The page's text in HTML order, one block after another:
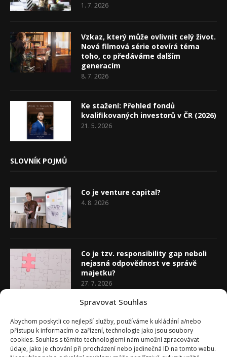
Spravovat Souhlas
Abychom poskytli co nejlepší služby, používáme k ukládání a/nebo
přístupu k informacím o zařízení, technologie jako jsou soubory
cookies. Souhlas s těmito technologiemi nám umožní zpracovávat
údaje, jako je chování při procházení nebo jedinečná ID na tomto webu.
1. 7. 2026
Vzkaz, který může ovlivnit celý život.
Nová filmová série otevírá téma
toho, co předáváme dalším
generacím
8. 7. 2026
Ke stažení: Přehled fondů
kvalifikovaných investorů v ČR (2026)
21. 5. 2026
SLOVNÍK POJMŮ
Co je venture capital?
4. 8. 2026
Co je tzv. responsibility gap neboli
nejasná odpovědnost ve správě
majetku?
27. 7. 2026
20. 7. 2026